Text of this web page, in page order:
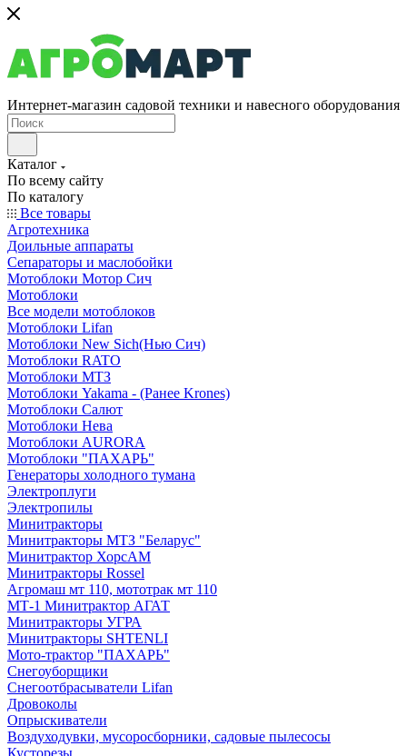
Интернет-магазин садовой техники и навесного оборудования
Каталог
По всему сайту
По каталогу
Все товары
Агротехника
Доильные аппараты
Сепараторы и маслобойки
Мотоблоки Мотор Сич
Мотоблоки
Все модели мотоблоков
Мотоблоки Lifan
Мотоблоки New Sich(Нью Сич)
Мотоблоки RATO
Мотоблоки МТЗ
Мотоблоки Yakama - (Ранее Krones)
Мотоблоки Салют
Мотоблоки Нева
Мотоблоки AURORA
Мотоблоки "ПАХАРЬ"
Генераторы холодного тумана
Электроплуги
Электропилы
Минитракторы
Минитракторы МТЗ "Беларус"
Минитрактор ХорсАМ
Минитракторы Rossel
Агромаш мт 110, мототрак мт 110
МТ-1 Минитрактор АГАТ
Минитракторы УГРА
Минитракторы SHTENLI
Мото-трактор "ПАХАРЬ"
Снегоуборщики
Снегоотбрасыватели Lifan
Дровоколы
Опрыскиватели
Воздуходувки, мусоросборники, cадовые пылесосы
Кусторезы